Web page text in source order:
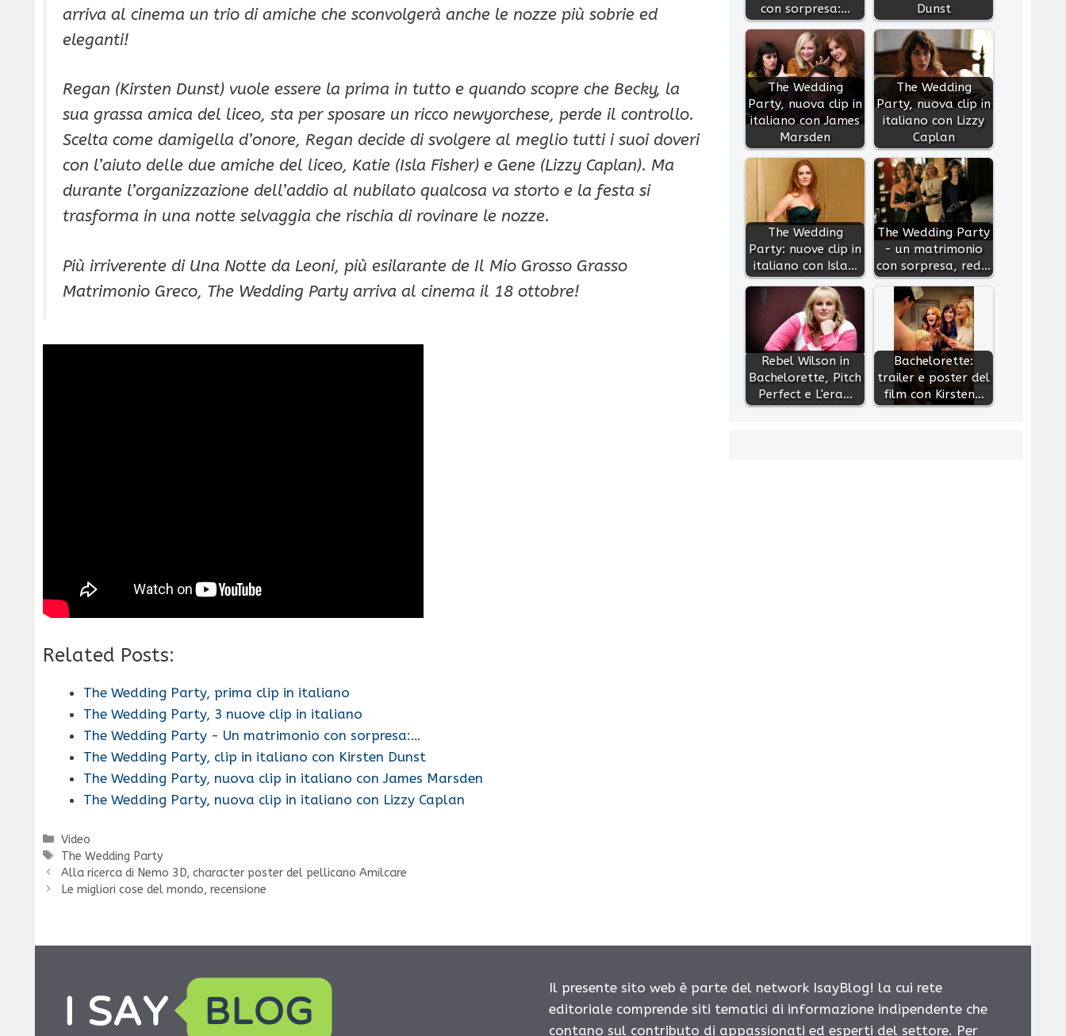
arriva al cinema un trio di amiche che sconvolgerà anche le nozze più sobrie ed
eleganti!
Regan (Kirsten Dunst) vuole essere la prima in tutto e quando scopre che Becky, la
sua grassa amica del liceo, sta per sposare un ricco newyorchese, perde il controllo.
Scelta come damigella d’onore, Regan decide di svolgere al meglio tutti i suoi doveri
con l’aiuto delle due amiche del liceo, Katie (Isla Fisher) e Gene (Lizzy Caplan). Ma
durante l’organizzazione dell’addio al nubilato qualcosa va storto e la festa si
trasforma in una notte selvaggia che rischia di rovinare le nozze.
Più irriverente di Una Notte da Leoni, più esilarante de Il Mio Grosso Grasso
Matrimonio Greco, The Wedding Party arriva al cinema il 18 ottobre!
Related Posts:
The Wedding Party, prima clip in italiano
The Wedding Party, 3 nuove clip in italiano
The Wedding Party - Un matrimonio con sorpresa:…
The Wedding Party, clip in italiano con Kirsten Dunst
The Wedding Party, nuova clip in italiano con James Marsden
The Wedding Party, nuova clip in italiano con Lizzy Caplan
Categorie
Video
Tag
The Wedding Party
Alla ricerca di Nemo 3D, character poster del pellicano Amilcare
Le migliori cose del mondo, recensione
con sorpresa:…
Dunst
The Wedding
Party, nuova clip in
italiano con James
Marsden
The Wedding
Party, nuova clip in
italiano con Lizzy
Caplan
The Wedding
Party: nuove clip in
italiano con Isla…
The Wedding Party
- un matrimonio
con sorpresa, red…
Rebel Wilson in
Bachelorette, Pitch
Perfect e L'era…
Bachelorette:
trailer e poster del
film con Kirsten…
Il presente sito web è parte del network IsayBlog! la cui rete
editoriale comprende siti tematici di informazione indipendente che
contano sul contributo di appassionati ed esperti del settore. Per